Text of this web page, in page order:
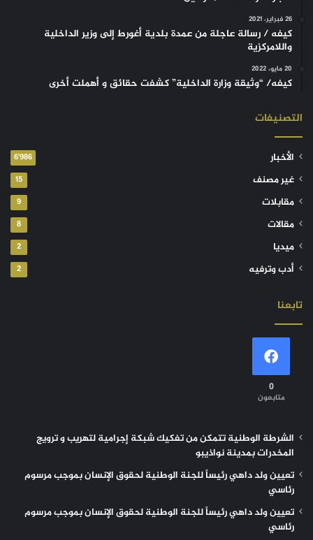
26 فبراير، 2021
كيفه / رسالة عاجلة من عمدة بلدية أغورط إلى وزير الداخلية
واللامركزية
20 مايو، 2022
كيفه/ “وثيقة وزارة الداخلية” كشفت حقائق و أهملت أخرى
التصنيفات
الأخبار 6٬986
غير مصنف 15
مقابلات 9
مقالات 8
ميديا 2
أدب وترفيه 2
تابعنا
0
متابعون
الشرطة الوطنية تتمكن من تفكيك شبكة إجرامية لتهريب و ترويج
المخدرات بمدينة نواذيبو
تعيين ولد داهي رئيساً للجنة الوطنية لحقوق الإنسان بموجب مرسوم
رئاسي
تعيين ولد داهي رئيساً للجنة الوطنية لحقوق الإنسان بموجب مرسوم
رئاسي